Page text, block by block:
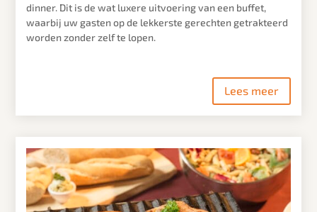
dinner. Dit is de wat luxere uitvoering van een buffet,
waarbij uw gasten op de lekkerste gerechten getrakteerd
worden zonder zelf te lopen.
Lees meer